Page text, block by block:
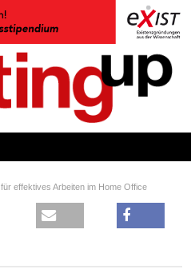
effektives Arbeiten im Home Office